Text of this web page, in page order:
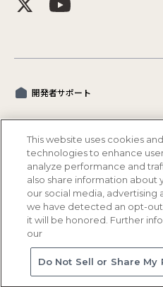
開発者サポート
プライバシーポリシー セキュリテ
ソーシャルメディアポリシー
This website uses cookies
technologies to enhance
analyze performance and
also share information about
our social media, advertising
we have detected an opt-
it will be honored. Further
our
Do Not Sell or Share